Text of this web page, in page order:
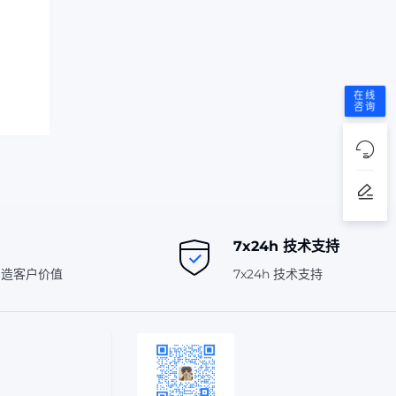
客户价值
7x24h 技术支持
7x24h 技术支持
在线
咨询